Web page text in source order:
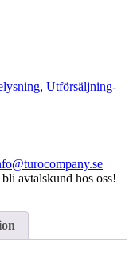
, Utförsäljning-
avtalskund hos oss!